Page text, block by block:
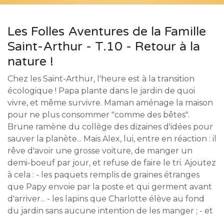
Les Folles Aventures de la Famille
Saint-Arthur - T.10 - Retour à la
nature !
Chez les Saint-Arthur, l'heure est à la transition
écologique ! Papa plante dans le jardin de quoi
vivre, et même survivre. Maman aménage la maison
pour ne plus consommer "comme des bêtes".
Brune ramène du collège des dizaines d'idées pour
sauver la planète... Mais Alex, lui, entre en réaction : il
rêve d'avoir une grosse voiture, de manger un
demi-boeuf par jour, et refuse de faire le tri. Ajoutez
à cela : - les paquets remplis de graines étranges
que Papy envoie par la poste et qui germent avant
d'arriver... - les lapins que Charlotte élève au fond
du jardin sans aucune intention de les manger ; - et